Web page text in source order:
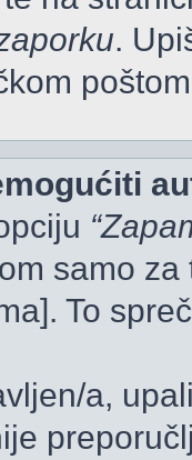
.
samo
To
a,